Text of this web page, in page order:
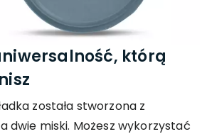
którą
została stworzona z
dwie miski. Możesz wykorzystać